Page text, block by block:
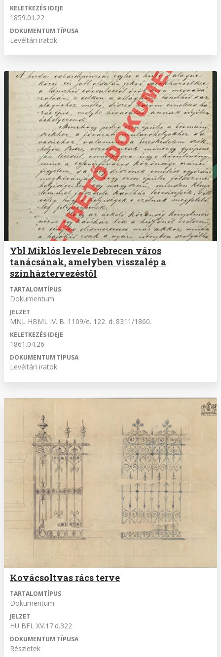
KELETKEZÉS IDEJE
1859.01.22
DOKUMENTUM TÍPUSA
Levéltári iratok
Ybl Miklós levele Debrecen város
tanácsának, amelyben visszalép a
színháztervezéstől
TARTALOMTÍPUS
Dokumentum
JELZET
MNL HBML IV. B. 1109/e. 122. d. 8311/1860.
KELETKEZÉS IDEJE
1861.04.26
DOKUMENTUM TÍPUSA
Levéltári iratok
Kovácsoltvas rács terve
TARTALOMTÍPUS
Dokumentum
JELZET
HU BFL XV.17.d.322
DOKUMENTUM TÍPUSA
Részletek